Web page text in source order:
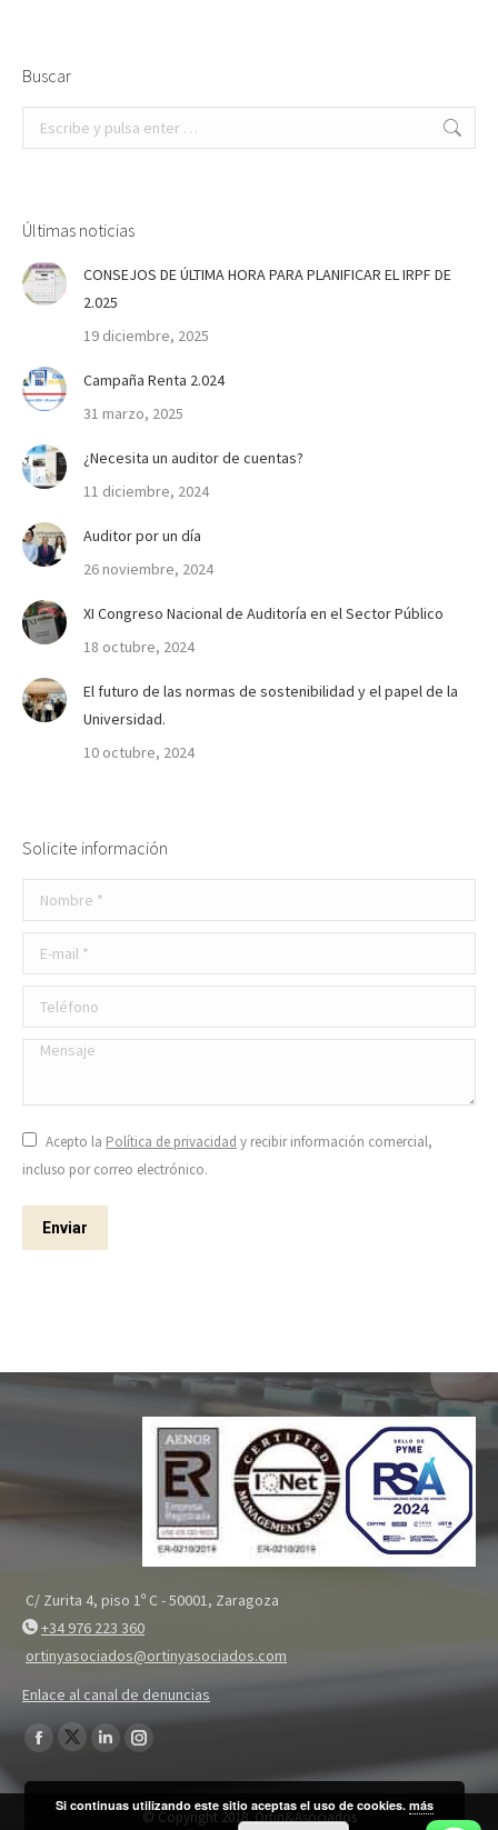
Buscar
Buscar:
Últimas noticias
CONSEJOS DE ÚLTIMA HORA PARA PLANIFICAR EL IRPF DE
2.025
19 diciembre, 2025
Campaña Renta 2.024
31 marzo, 2025
¿Necesita un auditor de cuentas?
11 diciembre, 2024
Auditor por un día
26 noviembre, 2024
XI Congreso Nacional de Auditoría en el Sector Público
18 octubre, 2024
El futuro de las normas de sostenibilidad y el papel de la
Universidad.
10 octubre, 2024
Solicite información
Nombre *
E-mail *
Teléfono
Mensaje
Acepto la Política de privacidad y recibir información comercial,
incluso por correo electrónico.
Enviar
C/ Zurita 4, piso 1º C - 50001, Zaragoza
+34 976 223 360
ortinyasociados@ortinyasociados.com
Enlace al canal de denuncias
Encuéntranos en:
Facebook
page
opens
Twitter
page
opens
Linkedin
page
opens
Instagram
page
opens
© Copyright 2018. Ortin&Asociados
Si continuas utilizando este sitio aceptas el uso de cookies.más